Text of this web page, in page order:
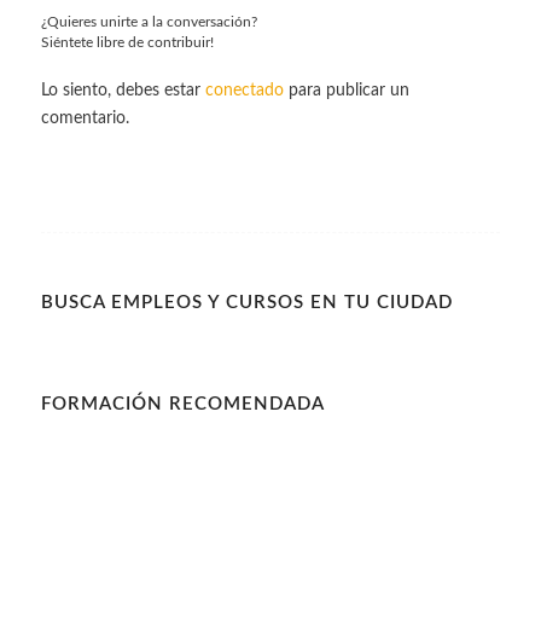
¿Quieres unirte a la conversación?
Siéntete libre de contribuir!
Lo siento, debes estar conectadopara publicar un
comentario.
BUSCA EMPLEOS Y CURSOS EN TU CIUDAD
FORMACIÓN RECOMENDADA